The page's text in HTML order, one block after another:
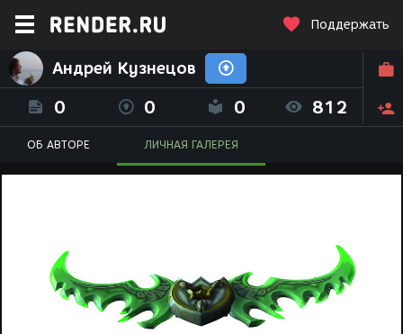
Поддержать
Андрей Кузнецов
0 0 0 812
ОБ АВТОРЕ ЛИЧНАЯ ГАЛЕРЕЯ